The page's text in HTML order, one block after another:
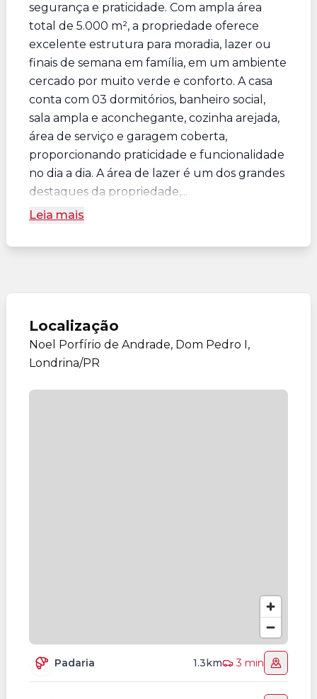
segurança e praticidade. Com ampla área
total de 5.000 m², a propriedade oferece
excelente estrutura para moradia, lazer ou
finais de semana em família, em um ambiente
cercado por muito verde e conforto. A casa
conta com 03 dormitórios, banheiro social,
sala ampla e aconchegante, cozinha arejada,
área de serviço e garagem coberta,
proporcionando praticidade e funcionalidade
no dia a dia. A área de lazer é um dos grandes
destaques da propriedade,...
Leia mais
Localização
Noel Porfírio de Andrade, Dom Pedro I,
Londrina/PR
Padaria 1.3km 3 min